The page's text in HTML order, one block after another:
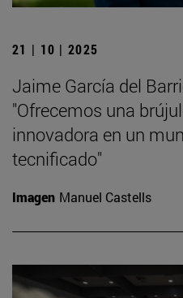
21 | 10 | 2025
Jaime García del
"Ofrecemos una
innovadora en un
tecnificado"
Imagen Manuel Castells